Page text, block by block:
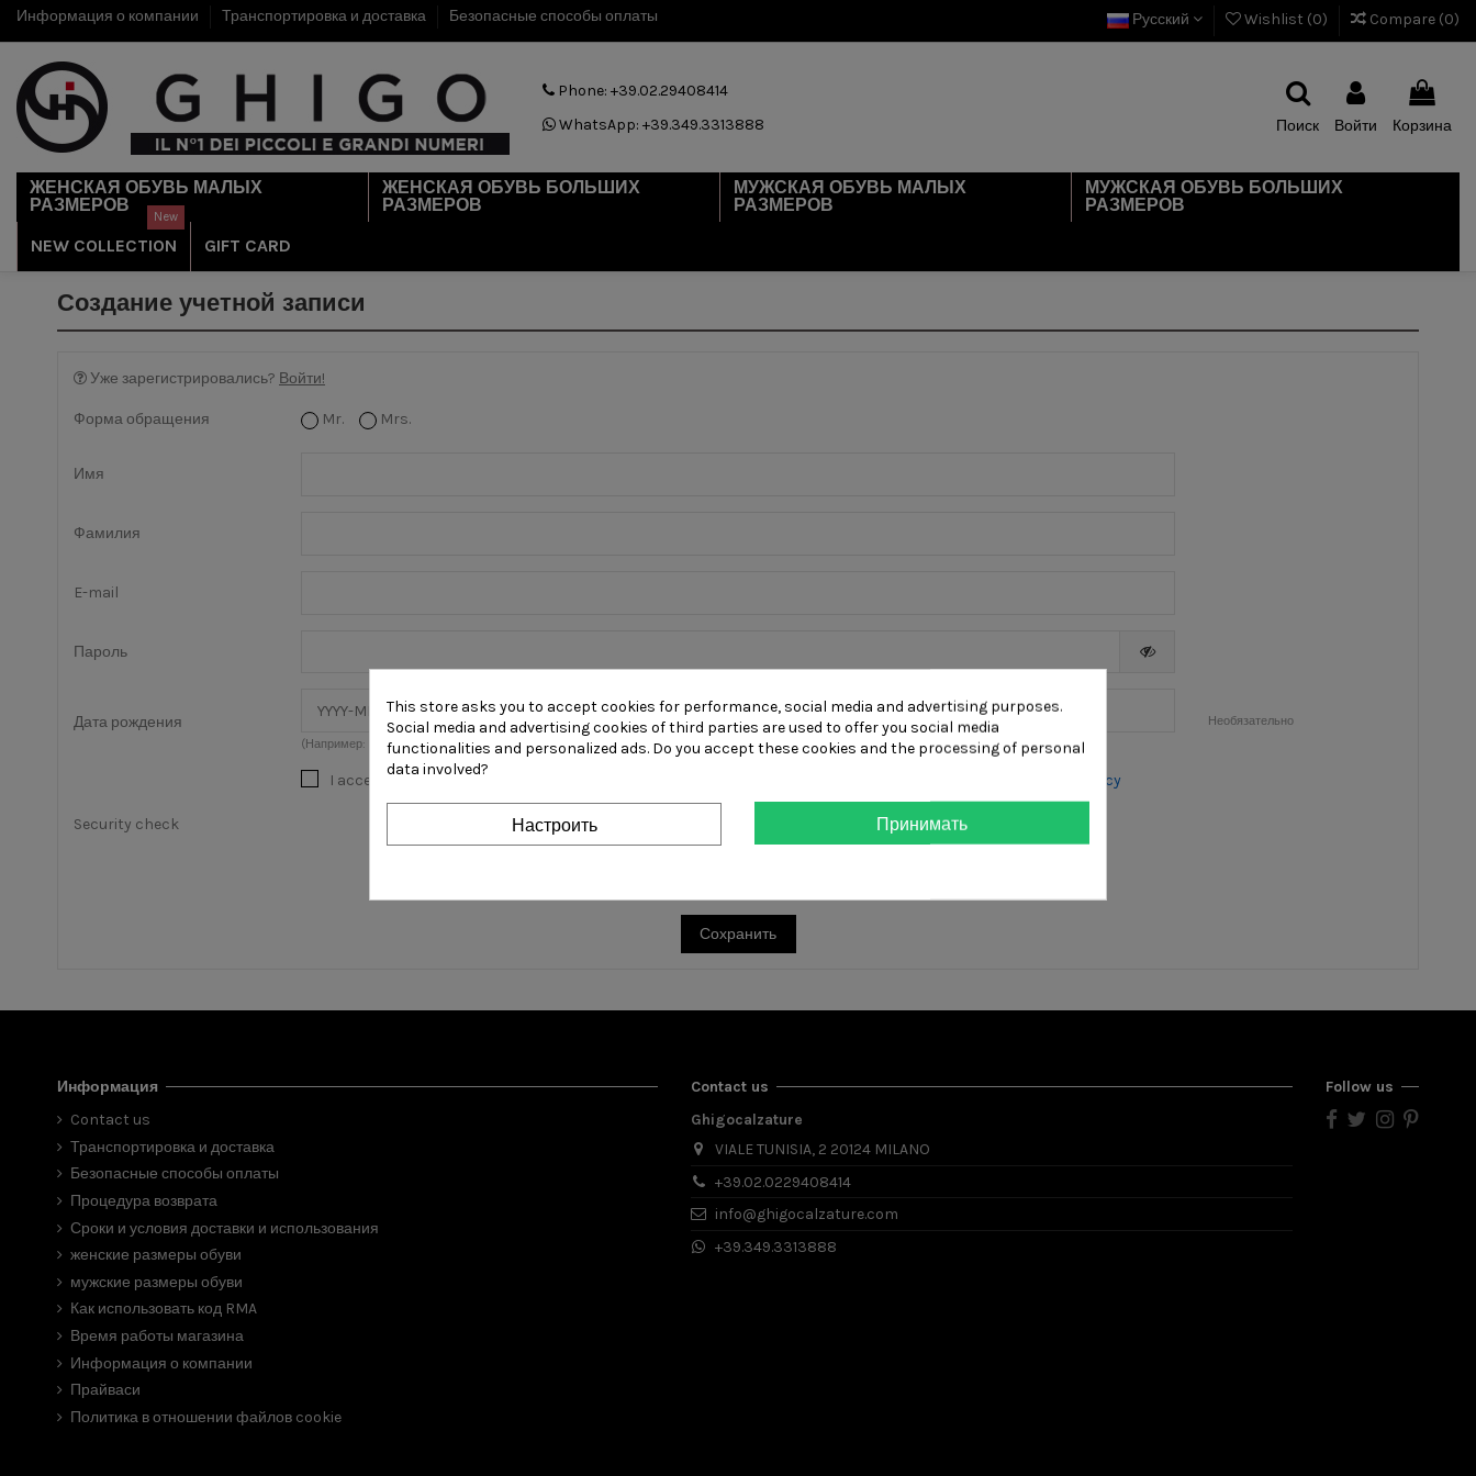
Информация о компании Транспортировка и доставка Безопасные способы оплаты Русский Wishlist (0) Compare (0)
Phone: +39.02.29408414
WhatsApp: +39.349.3313888
Поиск Войти Корзина
ЖЕНСКАЯ ОБУВЬ МАЛЫХ
РАЗМЕРОВ
ЖЕНСКАЯ ОБУВЬ БОЛЬШИХ
РАЗМЕРОВ
МУЖСКАЯ ОБУВЬ МАЛЫХ
РАЗМЕРОВ
МУЖСКАЯ ОБУВЬ БОЛЬШИХ
РАЗМЕРОВ
NEW COLLECTION
New
GIFT CARD
Создание учетной записи
Уже зарегистрировались? Войти!
Форма обращения Mr. Mrs.
Имя
Фамилия
E-mail
Пароль
Дата рождения
(Например: 1970-05-31)
Необязательно
I accept thegeneral terms and conditions Cookie Policy
Security check
Сохранить
Информация
Contact us
Транспортировка и доставка
Безопасные способы оплаты
Процедура возврата
Сроки и условия доставки и использования
женские размеры обуви
мужские размеры обуви
Как использовать код RMA
Время работы магазина
Информация о компании
Прайваси
Политика в отношении файлов cookie
Contact us
Ghigocalzature
VIALE TUNISIA, 2 20124 MILANO
+39.02.0229408414
info@ghigocalzature.com
+39.349.3313888
Follow us
This store asks you to accept cookies for performance, social media and advertising purposes.
Social media and advertising cookies of third parties are used to offer you social media
functionalities and personalized ads. Do you accept these cookies and the processing of personal
data involved?
Принимать
Настроить